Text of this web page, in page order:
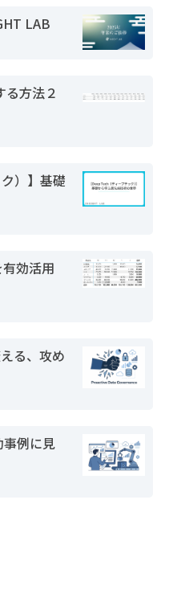
LAB
る方法２
）】基礎
効活用
る、攻め
例に見